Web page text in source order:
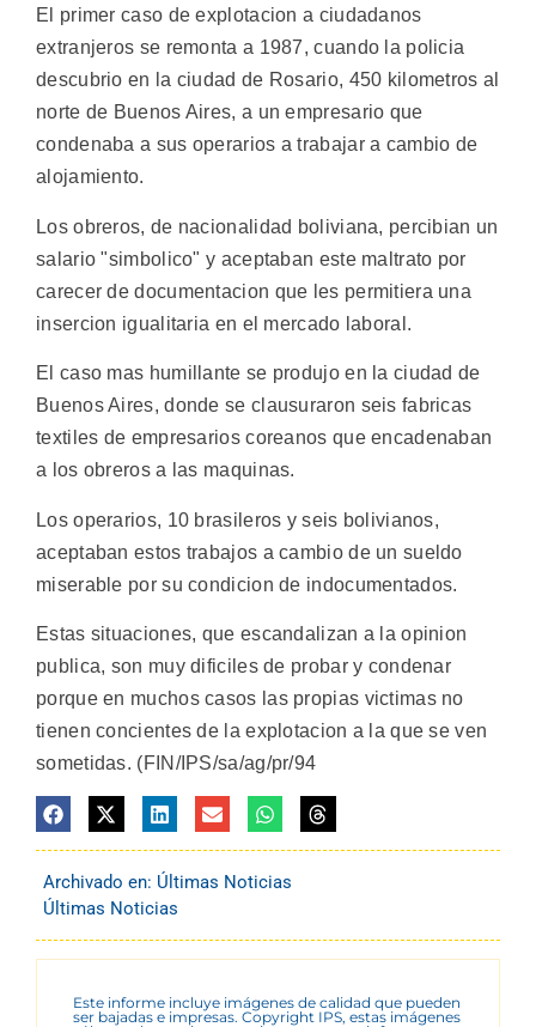
El primer caso de explotacion a ciudadanos
extranjeros se remonta a 1987, cuando la policia
descubrio en la ciudad de Rosario, 450 kilometros al
norte de Buenos Aires, a un empresario que
condenaba a sus operarios a trabajar a cambio de
alojamiento.
Los obreros, de nacionalidad boliviana, percibian un
salario "simbolico" y aceptaban este maltrato por
carecer de documentacion que les permitiera una
insercion igualitaria en el mercado laboral.
El caso mas humillante se produjo en la ciudad de
Buenos Aires, donde se clausuraron seis fabricas
textiles de empresarios coreanos que encadenaban
a los obreros a las maquinas.
Los operarios, 10 brasileros y seis bolivianos,
aceptaban estos trabajos a cambio de un sueldo
miserable por su condicion de indocumentados.
Estas situaciones, que escandalizan a la opinion
publica, son muy dificiles de probar y condenar
porque en muchos casos las propias victimas no
tienen concientes de la explotacion a la que se ven
sometidas. (FIN/IPS/sa/ag/pr/94
Archivado en: Últimas Noticias
Últimas Noticias
Este informe incluye imágenes de calidad que pueden
ser bajadas e impresas. Copyright IPS, estas imágenes